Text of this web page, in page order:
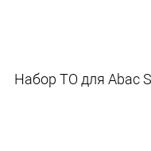
Набор ТО для Abac